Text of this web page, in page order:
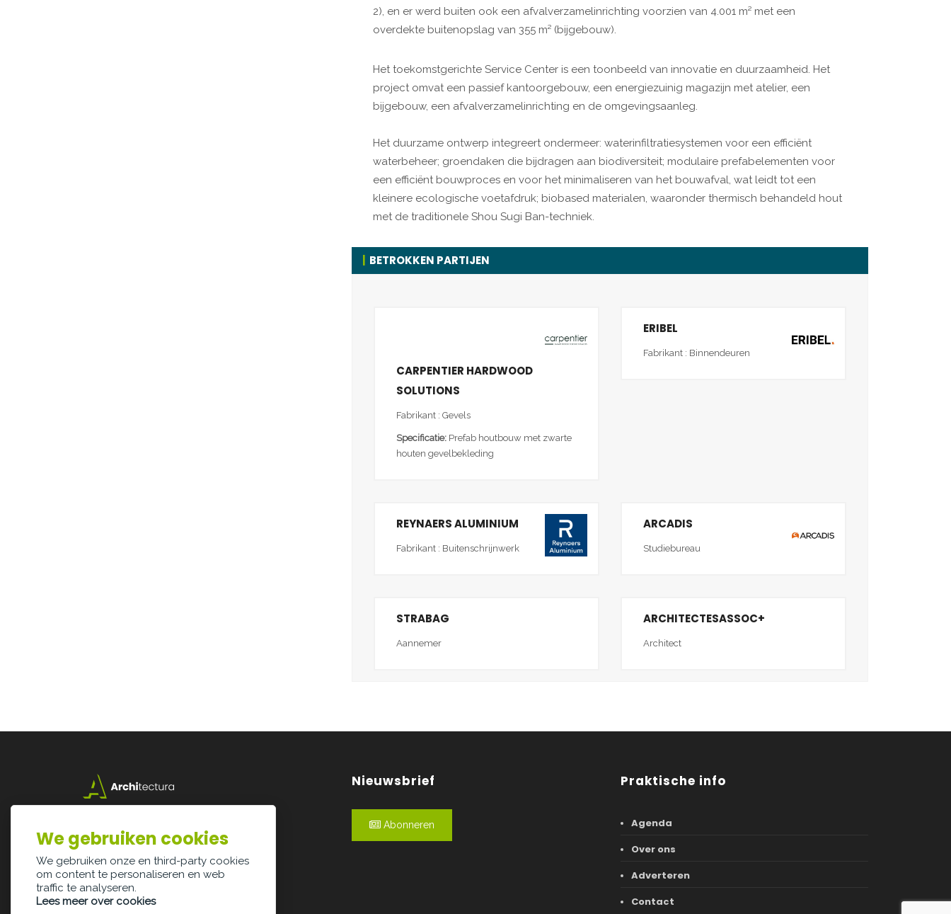
2), en er werd buiten ook een afvalverzamelinrichting voorzien van 4.001 m² met een
overdekte buitenopslag van 355 m² (bijgebouw).
Het toekomstgerichte Service Center is een toonbeeld van innovatie en duurzaamheid. Het
project omvat een passief kantoorgebouw, een energiezuinig magazijn met atelier, een
bijgebouw, een afvalverzamelinrichting en de omgevingsaanleg.
Het duurzame ontwerp integreert ondermeer: waterinfiltratiesystemen voor een efficiënt
waterbeheer; groendaken die bijdragen aan biodiversiteit; modulaire prefabelementen voor
een efficiënt bouwproces en voor het minimaliseren van het bouwafval, wat leidt tot een
kleinere ecologische voetafdruk; biobased materialen, waaronder thermisch behandeld hout
met de traditionele Shou Sugi Ban-techniek.
BETROKKEN PARTIJEN
CARPENTIER HARDWOOD
SOLUTIONS
Fabrikant : Gevels
Specificatie: Prefab houtbouw met zwarte
houten gevelbekleding
ERIBEL
Fabrikant : Binnendeuren
REYNAERS ALUMINIUM
Fabrikant : Buitenschrijnwerk
ARCADIS
Studiebureau
STRABAG
Aannemer
ARCHITECTESASSOC+
Architect
3500 Hasselt
info@architectura.be
Nieuwsbrief
Abonneren
Praktische info
Agenda
Over ons
Adverteren
Contact
We gebruiken cookies
We gebruiken onze en third-party cookies
om content te personaliseren en web
traffic te analyseren.
Lees meer over cookies